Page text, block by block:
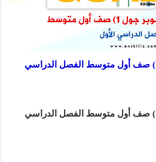
قاموس منهج (سوبر جول 1) صف أول متوسط الفصل الدراسي
قاموس منهج (سوبر جول 1) صف أول متوسط الفصل الدراسي